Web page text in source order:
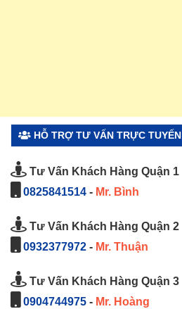
HỖ TRỢ TƯ VẤN TRỰC TUYẾN
Tư Vấn Khách Hàng Quận 1
0825841514 - Mr. Bình
Tư Vấn Khách Hàng Quận 2
0932377972 - Mr. Thuận
Tư Vấn Khách Hàng Quận 3
0904744975 - Mr. Hoàng